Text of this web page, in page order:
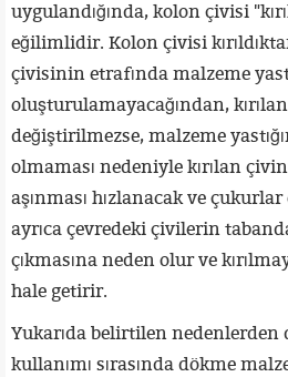
uygulandığında, kolon çivisi
eğilimlidir. Kolon çivisi
çivisinin etrafında malzeme
oluşturulamayacağından,
değiştirilmezse, malzeme
olmaması nedeniyle kırılan
aşınması hızlanacak ve
ayrıca çevredeki çivilerin
çıkmasına neden olur ve
hale getirir.
Yukarıda belirtilen nedenlerden
kullanımı sırasında dökme